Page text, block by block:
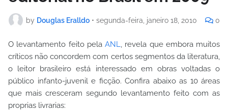
by Douglas Eralldo • segunda-feira, janeiro 18, 2010 0
O levantamento feito pela ANL, revela que embora muitos
críticos não concordem com certos segmentos da literatura,
o leitor brasileiro está interessado em obras voltadas o
público infanto-juvenil e ficção. Confira abaixo as 10 áreas
que mais cresceram segundo levantamento feito com as
proprias livrarias: